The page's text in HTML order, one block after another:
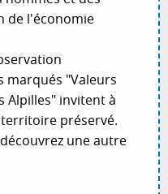
de l'économie
marqués "Valeurs
Alpilles" invitent à
préservé.
une autre